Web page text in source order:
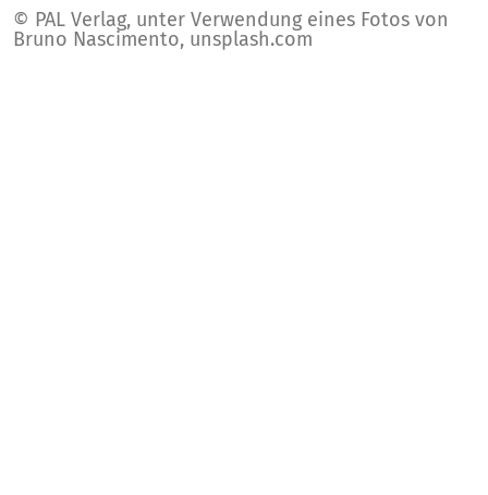
© PAL Verlag, unter Verwendung eines Fotos von
Bruno Nascimento, unsplash.com